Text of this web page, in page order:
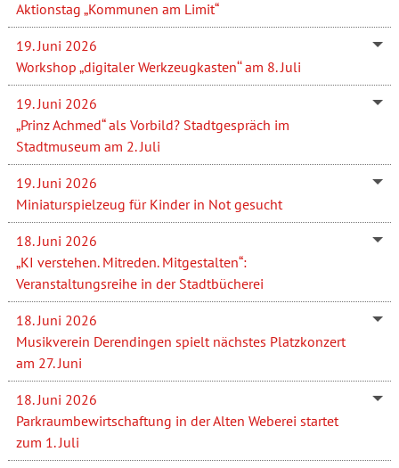
Aktionstag „Kommunen am Limit“
19. Juni 2026
Workshop „digitaler Werkzeugkasten‘‘ am 8. Juli
19. Juni 2026
„Prinz Achmed“ als Vorbild? Stadtgespräch im
Stadtmuseum am 2. Juli
19. Juni 2026
Miniaturspielzeug für Kinder in Not gesucht
18. Juni 2026
„KI verstehen. Mitreden. Mitgestalten“:
Veranstaltungsreihe in der Stadtbücherei
18. Juni 2026
Musikverein Derendingen spielt nächstes Platzkonzert
am 27. Juni
18. Juni 2026
Parkraumbewirtschaftung in der Alten Weberei startet
zum 1. Juli